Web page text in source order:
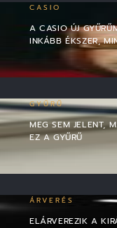
CASIO
A CASIO ÚJ
INKÁBB ÉKSZER,
GYŰRŰ
MEG SEM JELENT,
EZ A GYŰRŰ
ÁRVERÉS
ELÁRVEREZIK A